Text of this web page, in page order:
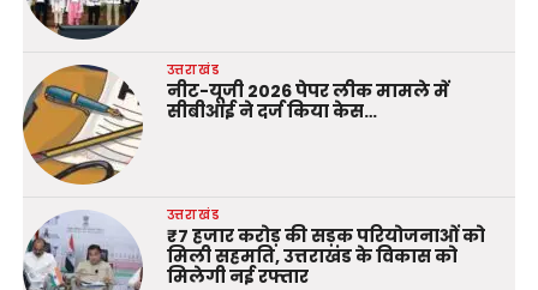
उत्तराखंड
नीट-यूजी 2026 पेपर लीक मामले में
सीबीआई ने दर्ज किया केस…
उत्तराखंड
₹7 हजार करोड़ की सड़क परियोजनाओं को
मिली सहमति, उत्तराखंड के विकास को
मिलेगी नई रफ्तार